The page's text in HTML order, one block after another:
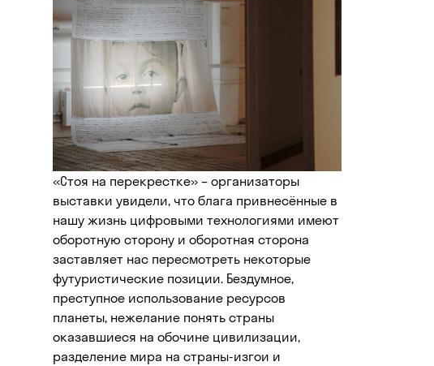
«Стоя на перекрестке» – организаторы
выставки увидели, что блага привнесённые в
нашу жизнь цифровыми технологиями имеют
оборотную сторону и оборотная сторона
заставляет нас пересмотреть некоторые
футуристические позиции. Бездумное,
преступное использование ресурсов
планеты, нежелание понять страны
оказавшиеся на обочине цивилизации,
разделение мира на страны-изгои и